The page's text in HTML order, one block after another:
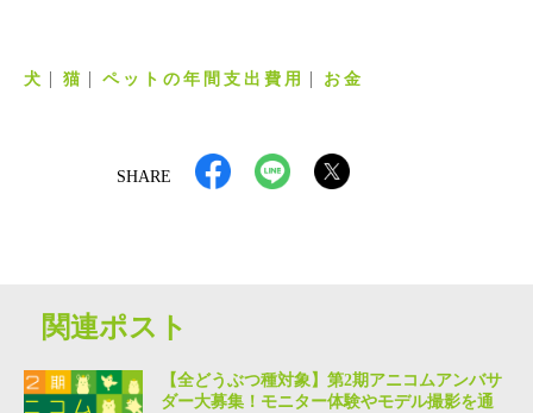
犬 猫 ペットの年間支出費用 お金
SHARE
関連ポスト
【全どうぶつ種対象】第2期アニコムアンバサ
ダー大募集！モニター体験やモデル撮影を通